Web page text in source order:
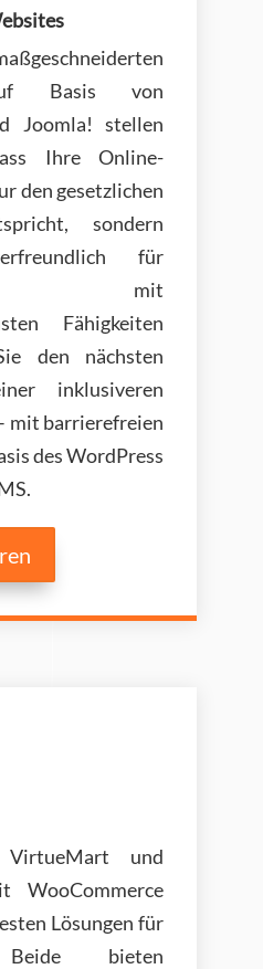
Basis von
Joomla! stellen
Ihre Online-
den gesetzlichen
sondern
für
mit
Fähigkeiten
den nächsten
inklusiveren
mit barrierefreien
des WordPress
und
WooCommerce
Lösungen für
Beide bieten